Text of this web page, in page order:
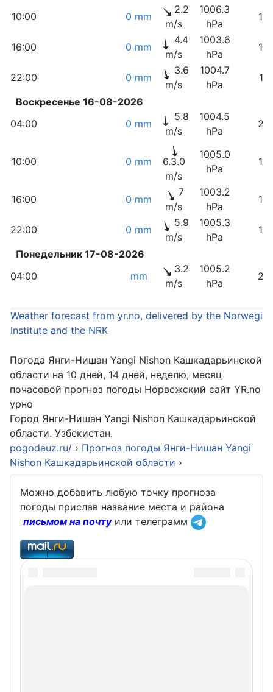
10:00 0 mm
2.2
m/s
1006.3
hPa
16:00 0 mm
4.4
m/s
1003.6
hPa
22:00 0 mm
3.6
m/s
1004.7
hPa
Воскресенье 16-08-2026
04:00
0 mm
5.8
m/s
1004.5
hPa
10:00 0 mm
6.3.0
m/s
1005.0
hPa
16:00 0 mm
7
m/s
1003.2
hPa
22:00 0 mm
5.9
m/s
1005.3
hPa
Понедельник 17-08-2026
04:00
mm
3.2
m/s
1005.2
hPa
Weather forecast from yr.no, delivered by the
Institute and the NRK
Погода Янги-Нишан Yangi Nishon Кашкадарьинской
области на 10 дней, 14 дней, неделю, месяц
почасовой прогноз погоды Норвежский сайт YR.no
урно
Город Янги-Нишан Yangi Nishon Кашкадарьинской
области. Узбекистан.
pogodauz.ru/ › Прогноз погоды Янги-Нишан Yangi
Nishon Кашкадарьинской области ›
Можно добавить любую точку прогноза
погоды прислав название места и района
письмом на почтуили телеграмм